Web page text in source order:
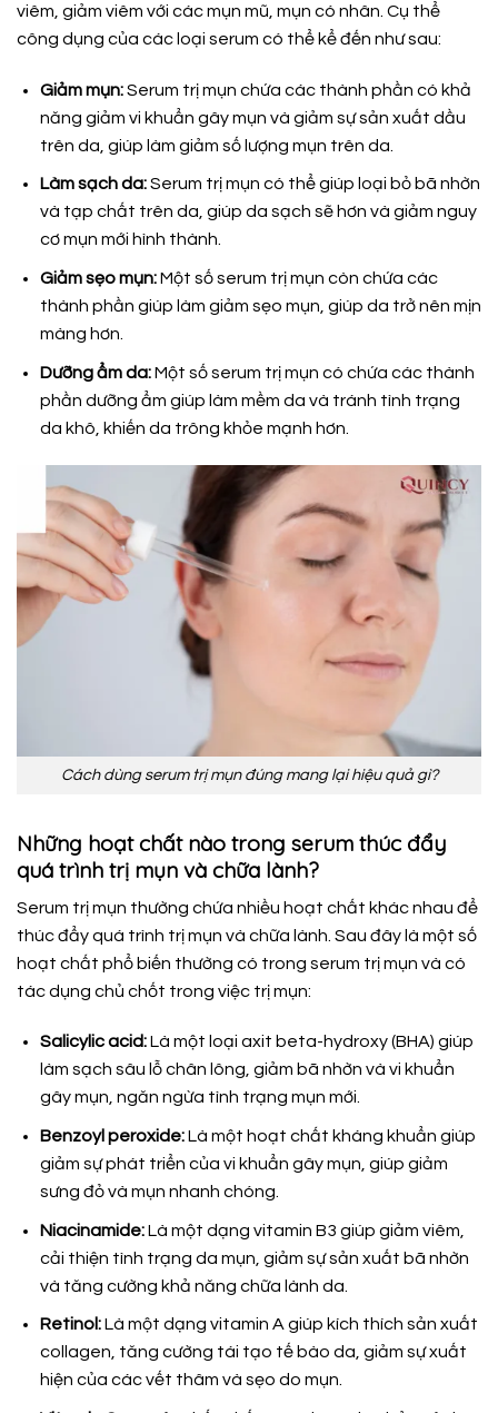
viêm, giảm viêm với các mụn mũ, mụn có nhân. Cụ thể
công dụng của các loại serum có thể kể đến như sau:
Giảm mụn:Serum trị mụn chứa các thành phần có khả
năng giảm vi khuẩn gây mụn và giảm sự sản xuất dầu
trên da, giúp làm giảm số lượng mụn trên da.
Làm sạch da:Serum trị mụn có thể giúp loại bỏ bã nhờn
và tạp chất trên da, giúp da sạch sẽ hơn và giảm nguy
cơ mụn mới hình thành.
Giảm sẹo mụn:Một số serum trị mụn còn chứa các
thành phần giúp làm giảm sẹo mụn, giúp da trở nên mịn
màng hơn.
Dưỡng ẩm da:Một số serum trị mụn có chứa các thành
phần dưỡng ẩm giúp làm mềm da và tránh tình trạng
da khô, khiến da trông khỏe mạnh hơn.
Cách dùng serum trị mụn đúng mang lại hiệu quả gì?
Những hoạt chất nào trong serum thúc đẩy
quá trình trị mụn và chữa lành?
Serum trị mụn thường chứa nhiều hoạt chất khác nhau để
thúc đẩy quá trình trị mụn và chữa lành. Sau đây là một số
hoạt chất phổ biến thường có trong serum trị mụn và có
tác dụng chủ chốt trong việc trị mụn:
Salicylic acid:Là một loại axit beta-hydroxy (BHA) giúp
làm sạch sâu lỗ chân lông, giảm bã nhờn và vi khuẩn
gây mụn, ngăn ngừa tình trạng mụn mới.
Benzoyl peroxide:Là một hoạt chất kháng khuẩn giúp
giảm sự phát triển của vi khuẩn gây mụn, giúp giảm
sưng đỏ và mụn nhanh chóng.
Niacinamide:Là một dạng vitamin B3 giúp giảm viêm,
cải thiện tình trạng da mụn, giảm sự sản xuất bã nhờn
và tăng cường khả năng chữa lành da.
Retinol:Là một dạng vitamin A giúp kích thích sản xuất
collagen, tăng cường tái tạo tế bào da, giảm sự xuất
hiện của các vết thâm và sẹo do mụn.